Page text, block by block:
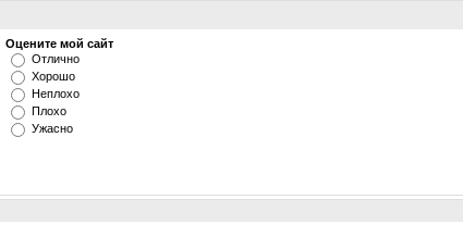
Оцените мой сайт
Отлично
Хорошо
Неплохо
Плохо
Ужасно